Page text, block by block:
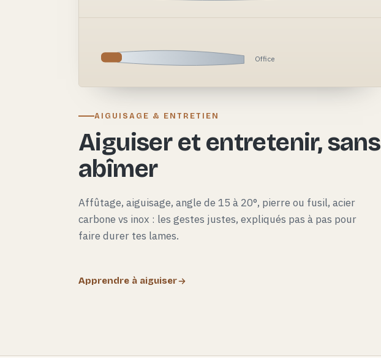
Office
AIGUISAGE & ENTRETIEN
Aiguiser et entretenir, sans
abîmer
Affûtage, aiguisage, angle de 15 à 20°, pierre ou fusil, acier
carbone vs inox : les gestes justes, expliqués pas à pas pour
faire durer tes lames.
Apprendre à aiguiser